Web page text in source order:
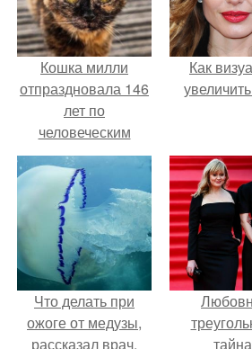
Кошка милли
отпраздновала 146
лет по
человеческим
Меркам и
претендует на
звание самой
старой в мире.
Как
Что делать при
ожоге от медузы,
рассказал врач.